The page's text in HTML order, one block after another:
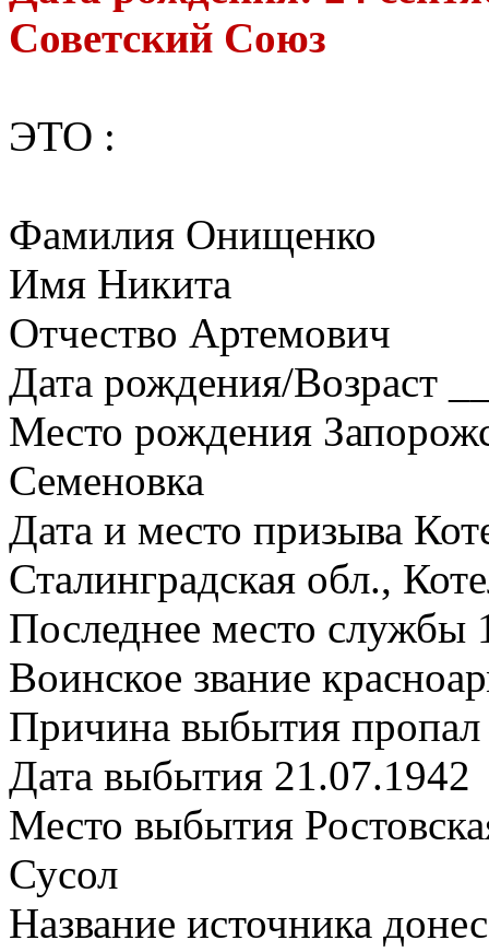
Советский Союз
ЭТО :
Фамилия Онищенко
Имя Никита
Отчество Артемович
Дата рождения/Возраст
Место рождения
Семеновка
Дата и место призыва
Сталинградская обл.,
Последнее место службы
Воинское звание
Причина выбытия пропал
Дата выбытия 21.07.1942
Место выбытия
Сусол
Название источника